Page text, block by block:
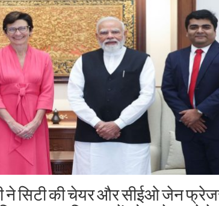
ने सिटी की चेयर और सीईओ जेन